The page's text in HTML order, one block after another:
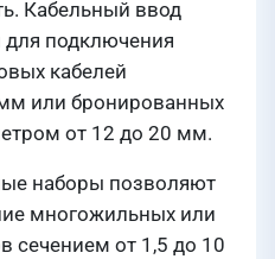
Кабельный ввод
для подключения
кабелей
или бронированных
от 12 до 20 мм.
наборы позволяют
многожильных или
сечением от 1,5 до 10